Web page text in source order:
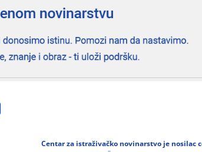
Centar za istraživačko novinarstvo je nosilac